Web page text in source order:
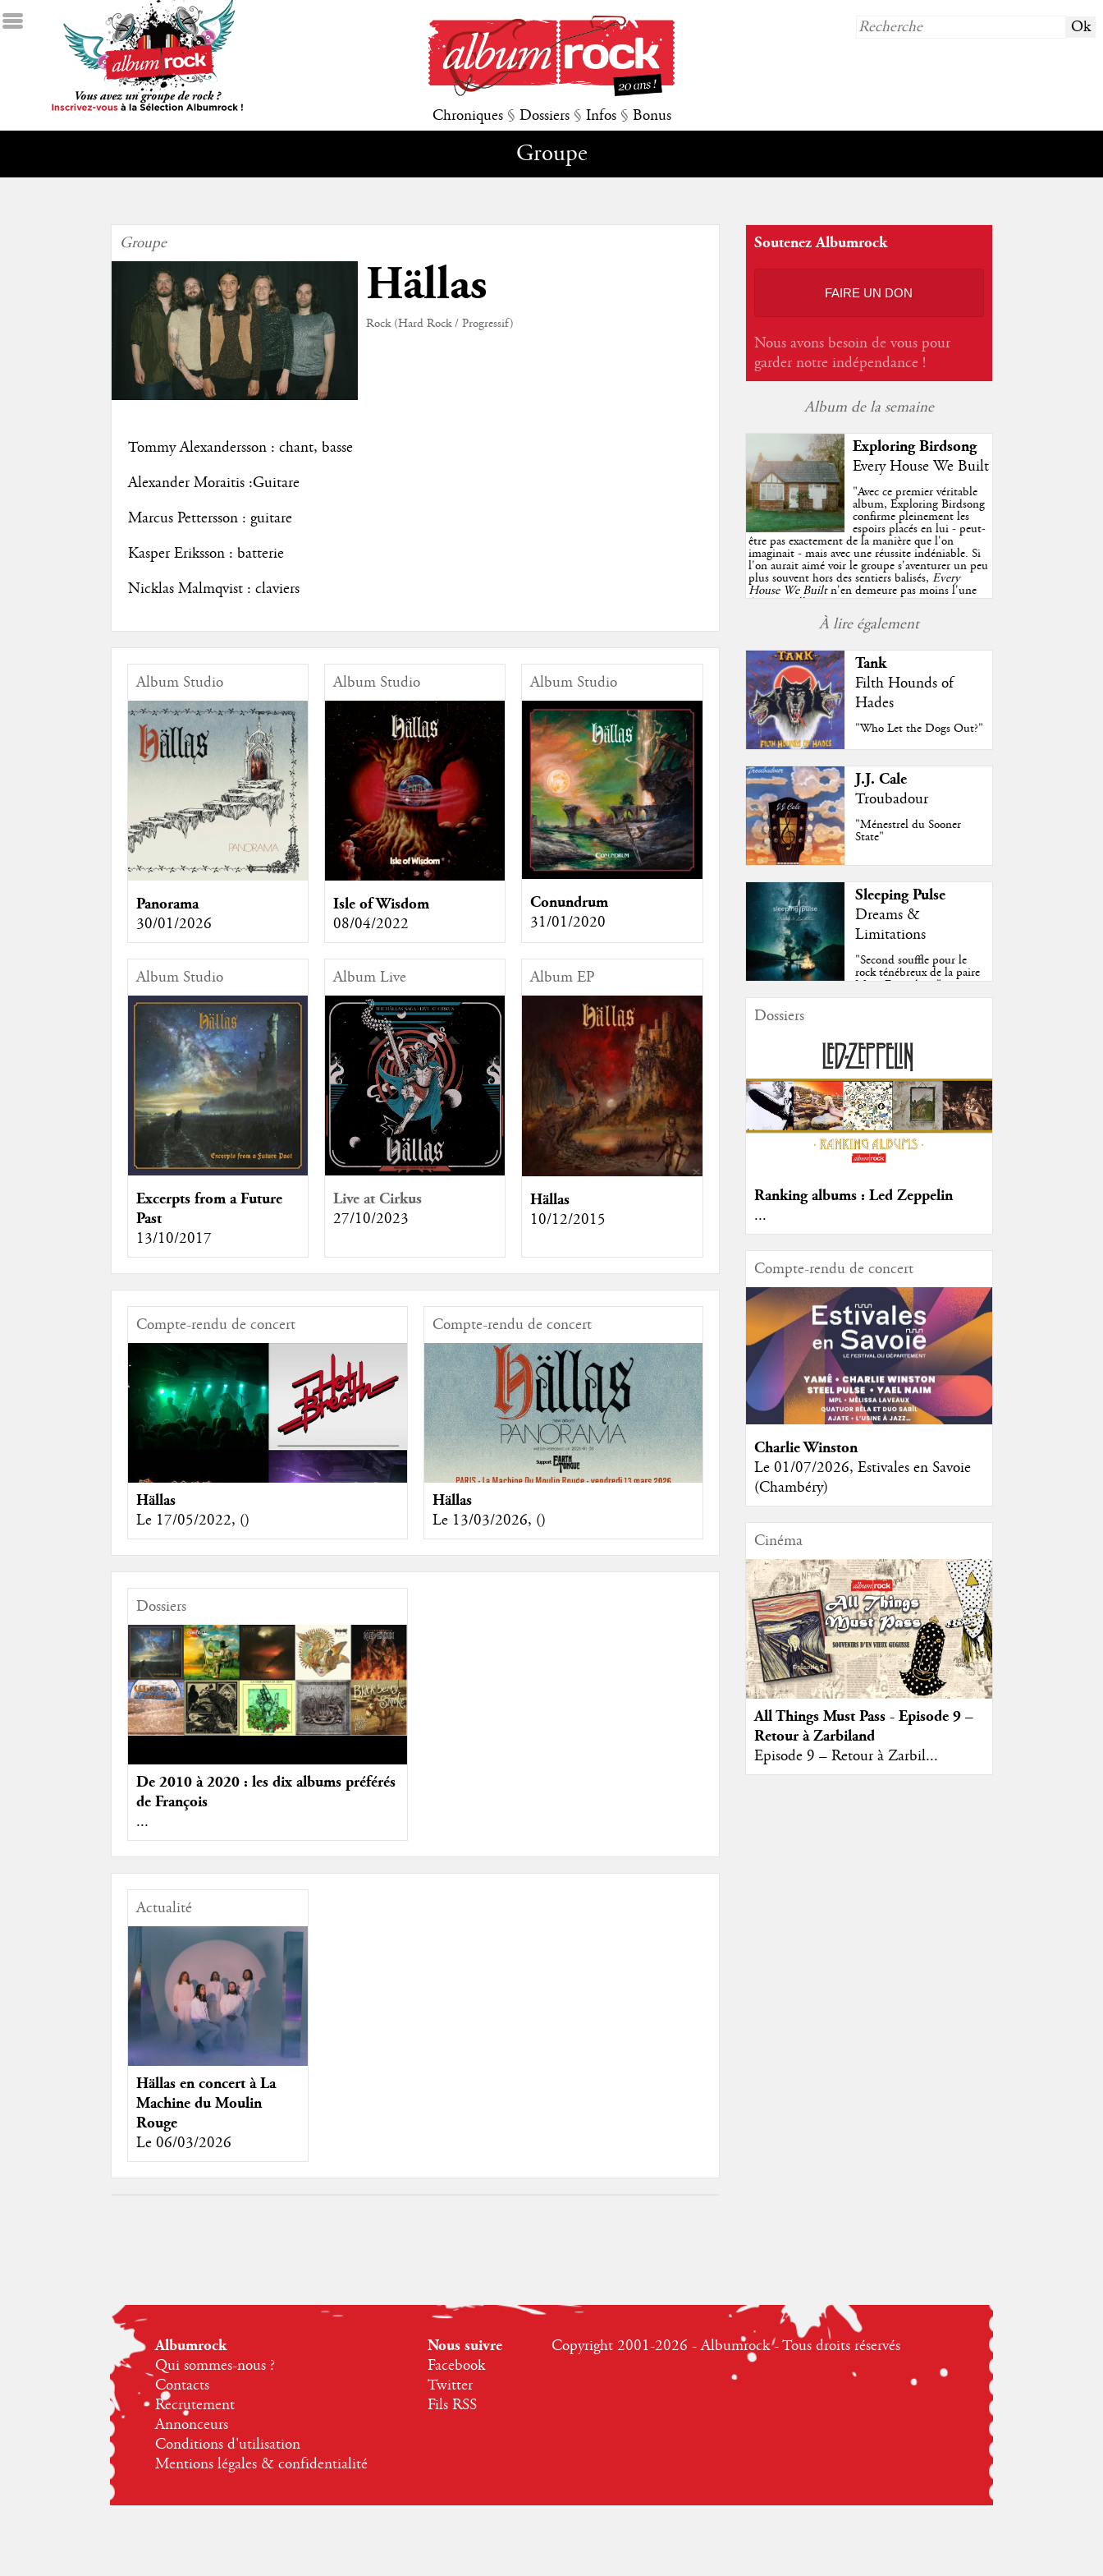
Chroniques § Dossiers § Infos § Bonus
Groupe
Groupe
Hällas
Rock (Hard Rock / Progressif)
Tommy Alexandersson : chant, basse
Alexander Moraitis :Guitare
Marcus Pettersson : guitare
Kasper Eriksson : batterie
Nicklas Malmqvist : claviers
Album Studio
Panorama
30/01/2026
Album Studio
Isle of Wisdom
08/04/2022
Album Studio
Conundrum
31/01/2020
Album Studio
Excerpts from a Future
Past
13/10/2017
Album Live
Live at Cirkus
27/10/2023
Album EP
Hällas
10/12/2015
Compte-rendu de concert
Hällas
Le 17/05/2022, ()
Compte-rendu de concert
Hällas
Le 13/03/2026, ()
Dossiers
De 2010 à 2020 : les dix albums préférés
de François
...
Actualité
Hällas en concert à La
Machine du Moulin
Rouge
Le 06/03/2026
Soutenez Albumrock
FAIRE UN DON
Nous avons besoin de vous pour
garder notre indépendance !
Album de la semaine
Exploring Birdsong
Every House We Built
"Avec ce premier véritable
album, Exploring Birdsong
confirme pleinement les
espoirs placés en lui - peut-
être pas exactement de la manière que l'on
imaginait - mais avec une réussite indéniable. Si
l'on aurait aimé voir le groupe s'aventurer un peu
plus souvent hors des sentiers balisés,Every
House We Builtn'en demeure pas moins l'une
des très belles surprises de cette année, porté par
plusieurs morceaux qui trouveront sans difficulté
une place de choix dans vos playlists estivales.
À lire également
Tank
Filth Hounds of
Hades
"Who Let the Dogs Out?"
J.J. Cale
Troubadour
"Ménestrel du Sooner
State"
Sleeping Pulse
Dreams &
Limitations
"Second souffle pour le
rock ténébreux de la paire
Moss-Fazendeiro"
Dossiers
Ranking albums : Led Zeppelin
...
Compte-rendu de concert
Charlie Winston
Le 01/07/2026, Estivales en Savoie
(Chambéry)
Cinéma
All Things Must Pass - Episode 9 –
Retour à Zarbiland
Episode 9 – Retour à Zarbil...
Albumrock
Qui sommes-nous ?
Contacts
Recrutement
Annonceurs
Conditions d'utilisation
Mentions légales & confidentialité
Nous suivre
Facebook
Twitter
Fils RSS
Copyright 2001-2026 - Albumrock - Tous droits réservés